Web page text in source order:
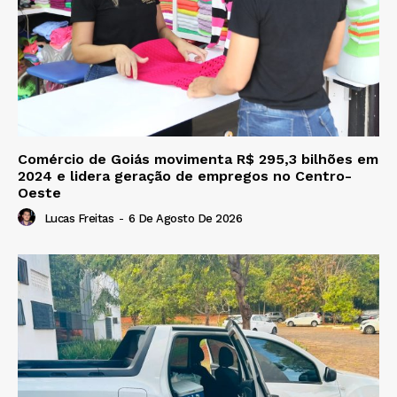
Comércio de Goiás movimenta R$ 295,3 bilhões em
2024 e lidera geração de empregos no Centro-
Oeste
Lucas Freitas - 6 De Agosto De 2026